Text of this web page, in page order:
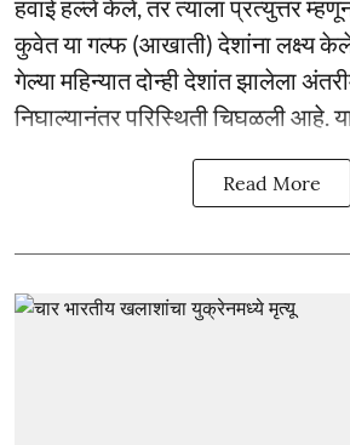
हवाई हल्ले केले, तर त्याला प्रत्युत्तर
कुवेत या गल्फ (आखाती) देशांना लक्ष्य
गेल्या महिन्यात दोन्ही देशांत झालेला
निघाल्यानंतर परिस्थिती चिघळली आहे.
Read More